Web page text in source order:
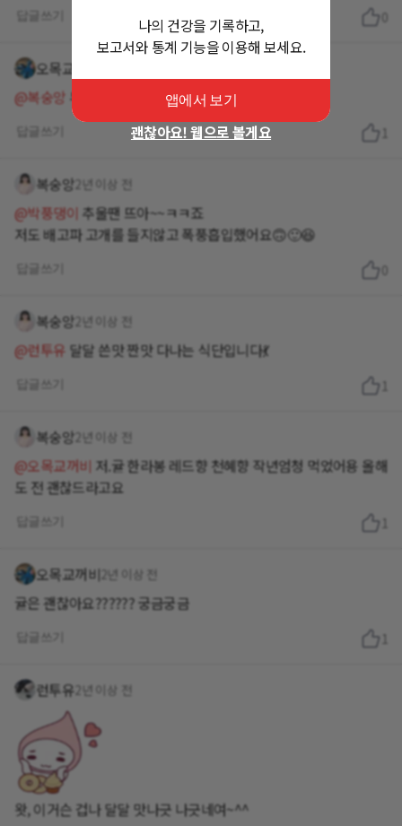
오목교꺼비
@복숭앙 무서워서 못먹었는데 ㅎㅎ 먹어야겠네요 ㅎㅎ
1
복숭앙2년 이상 전
@박풍댕이 추울땐 뜨아~~ㅋㅋ죠
저도 배고파 고개를 들지않고 폭풍흡입했어요🙃🙂😆
복숭앙2년 이상 전
@런투유 달달 쓴맛 짠맛 다나는 식단입니다💃
1
복숭앙2년 이상 전
@오목교꺼비 저.귤 한라봉 레드향 천혜향 작년엄청 먹었어용 올해
도 전 괜찮드라고요
1
오목교꺼비2년 이상 전
귤은 괜찮아요?????? 궁금궁금
1
런투유2년 이상 전
왓, 이거슨 겁나 달달 맛나긋 나긋네여~^^
나의 건강을 기록하고,
보고서와 통계 기능을 이용해 보세요.
앱에서 보기
괜찮아요! 웹으로 볼게요